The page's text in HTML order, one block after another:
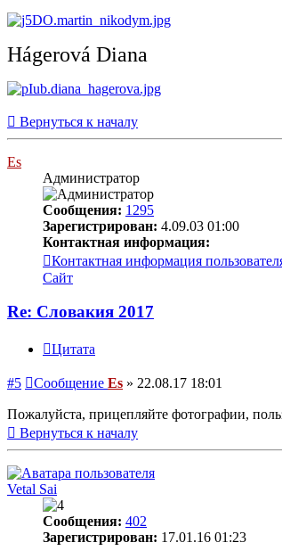
Hágerová Diana
Вернуться к началу
Es
Администратор
Сообщения: 1295
Зарегистрирован: 4.09.03 01:00
Контактная информация:
Контактная информация
Сайт
Re: Словакия 2017
Цитата
#5 Сообщение Es » 22.08.17 18:01
Пожалуйста, прицепляйте фотографии,
Вернуться к началу
Vetal Sai
Сообщения: 402
Зарегистрирован: 17.01.16 01:23